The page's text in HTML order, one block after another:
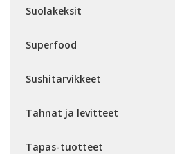
Suolakeksit
Superfood
Sushitarvikkeet
Tahnat ja levitteet
Tapas-tuotteet